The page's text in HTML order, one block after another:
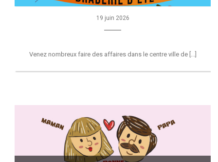
19 juin 2026
Venez nombreux faire des affaires dans le centre ville de [...]